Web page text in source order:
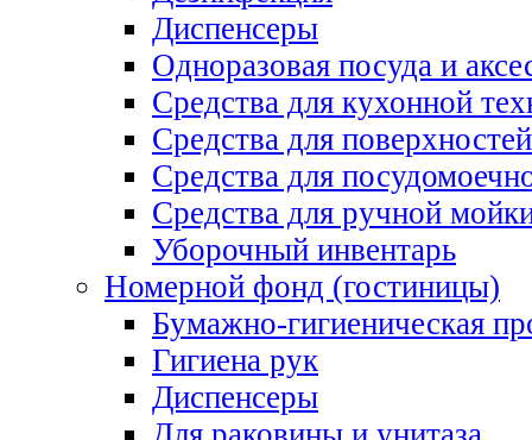
Диспенсеры
Одноразовая посуда и
Средства для кухонной
Средства для поверхностей
Средства для
Средства для ручной
Уборочный инвентарь
Номерной фонд (гостиницы)
Бумажно-гигиеническая
Гигиена рук
Диспенсеры